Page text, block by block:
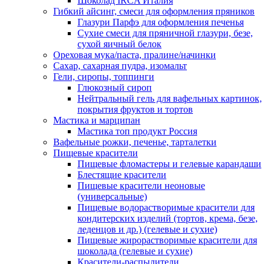
Гибкий айсинг, смеси для оформления пряников
Глазури Парфэ для оформления печенья
Сухие смеси для пряничной глазури, безе,
сухой яичный белок
Ореховая мука/паста, пралине/начинки
Сахар, сахарная пудра, изомальт
Гели, сиропы, топпинги
Глюкозный сироп
Нейтральный гель для вафельных картинок,
покрытия фруктов и тортов
Мастика и марципан
Мастика топ продукт Россия
Вафельные рожки, печенье, тарталетки
Пищевые красители
Пищевые фломастеры и гелевые карандаши
Блестящие красители
Пищевые красители неоновые
(универсальные)
Пищевые водорастворимые красители для
кондитерских изделий (тортов, крема, безе,
леденцов и др.) (гелевые и сухие)
Пищевые жирорастворимые красители для
шоколада (гелевые и сухие)
Красители-распылители